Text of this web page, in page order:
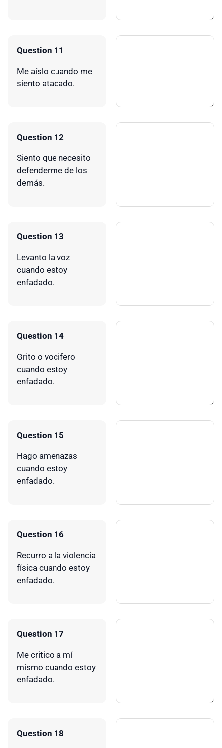
Question 11
Me aíslo cuando me
siento atacado.
Question 12
Siento que necesito
defenderme de los
demás.
Question 13
Levanto la voz
cuando estoy
enfadado.
Question 14
Grito o vocifero
cuando estoy
enfadado.
Question 15
Hago amenazas
cuando estoy
enfadado.
Question 16
Recurro a la violencia
física cuando estoy
enfadado.
Question 17
Me critico a mí
mismo cuando estoy
enfadado.
Question 18